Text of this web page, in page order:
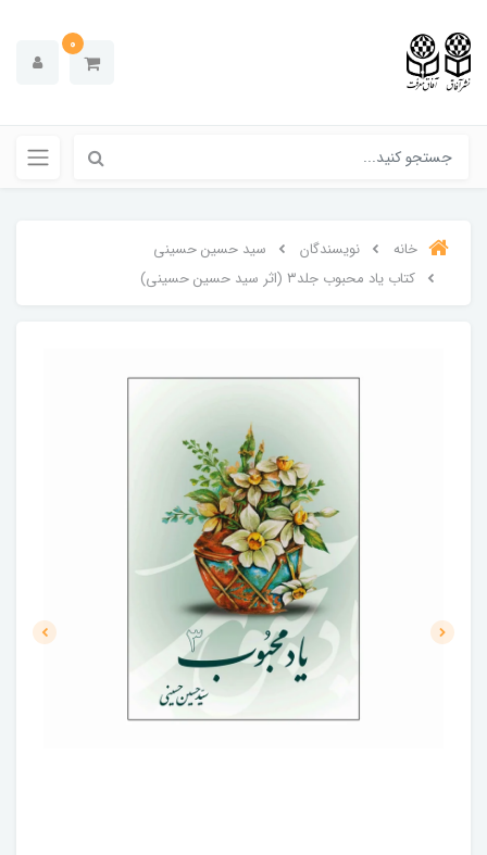
0
خانه نویسندگان
سید حسین حسینی
کتاب یاد محبوب جلد۳ (اثر سید حسین حسینی)